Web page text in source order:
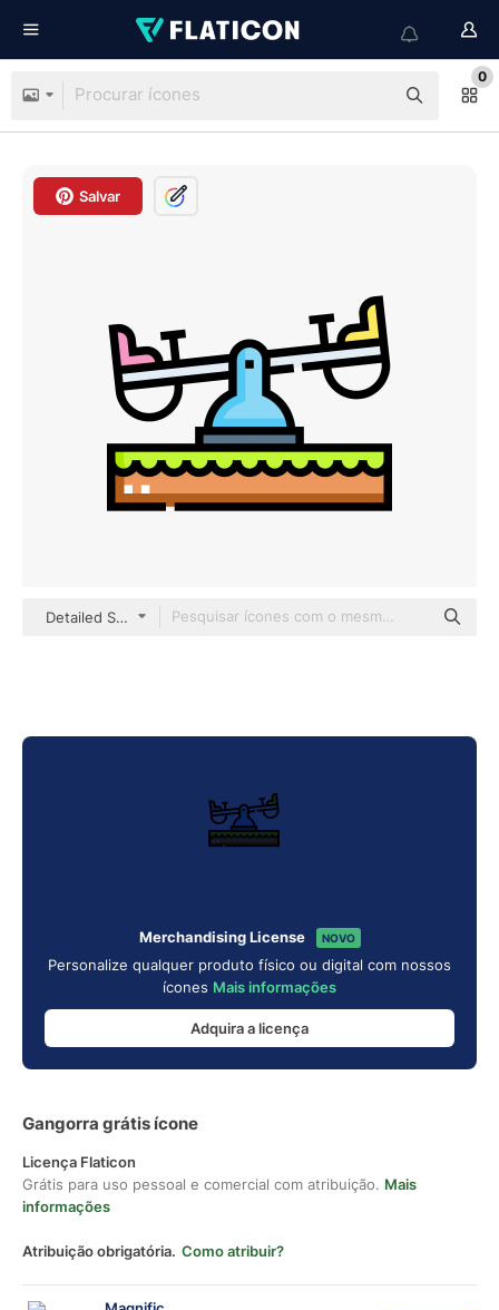
0
Salvar
Detailed Straight Lineal color
Merchandising License NOVO
Personalize qualquer produto físico ou digital com nossos
ícones Mais informações
Adquira a licença
Gangorra grátis ícone
Licença Flaticon
Grátis para uso pessoal e comercial com atribuição. Mais
informações
Atribuição obrigatória. Como atribuir?